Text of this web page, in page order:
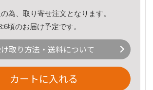
為、取り寄せ注文となります。
頃のお届け予定です。
取り方法・送料について
カートに入れる